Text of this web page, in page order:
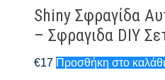
Shiny Σφραγίδα
– Σφραγιδα DIY
€17 Προσθήκη στο καλάθι